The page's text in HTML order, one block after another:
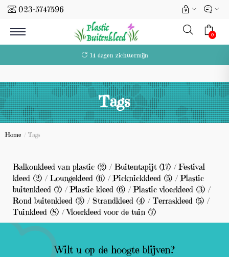
023-5747596
0
14 dagen zichttermijn
Tags
Home / Tags
Balkonkleed van plastic (2) / Buitentapijt (17) /Festival
kleed (2) / Loungekleed (6) /Picknickkleed (5) /Plastic
buitenkleed (7) /Plastic kleed (6) /Plastic vloerkleed (3) /
Rond buitenkleed (3) / Strandkleed (4) /Terraskleed (5) /
Tuinkleed (8) /Vloerkleed voor de tuin (7)
Wilt u op de hoogte blijven?
i